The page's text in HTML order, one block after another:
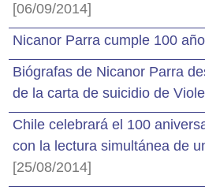
[06/09/2014]
Nicanor Parra cumple 100
Biógrafas de Nicanor Parra
de la carta de suicidio de
Chile celebrará el 100
con la lectura simultánea de
[25/08/2014]